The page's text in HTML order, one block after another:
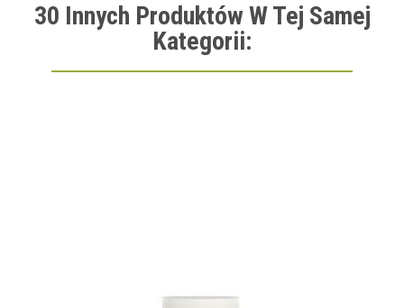
30 Innych Produktów W Tej Samej
Kategorii: